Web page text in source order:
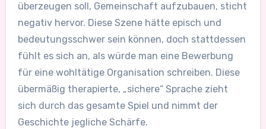
überzeugen soll, Gemeinschaft aufzubauen, sticht
negativ hervor. Diese Szene hätte episch und
bedeutungsschwer sein können, doch stattdessen
fühlt es sich an, als würde man eine Bewerbung
für eine wohltätige Organisation schreiben. Diese
übermäßig therapierte, „sichere“ Sprache zieht
sich durch das gesamte Spiel und nimmt der
Geschichte jegliche Schärfe.